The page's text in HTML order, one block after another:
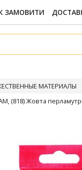
ЗАМОВИТИ
МАТЕРИАЛЫ
(818) Жовта